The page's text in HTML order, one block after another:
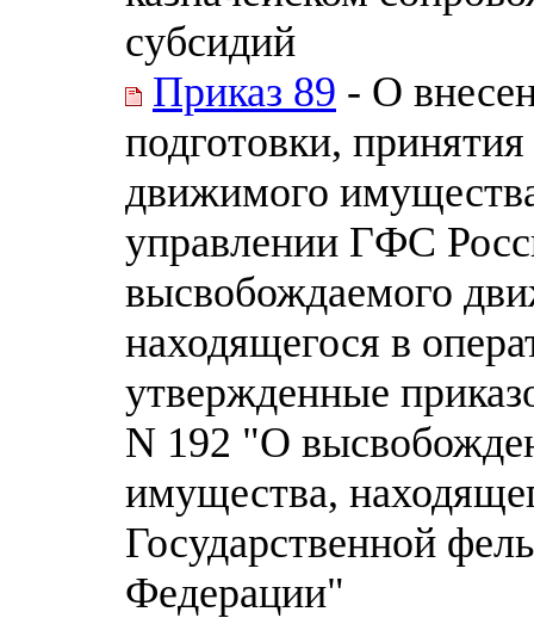
субсидий
Приказ 89 - О
подготовки,
движимого
управлении ГФС
высвобождаемого
находящегося в
утвержденные
N 192 "О
имущества,
Государственной
Федерации"